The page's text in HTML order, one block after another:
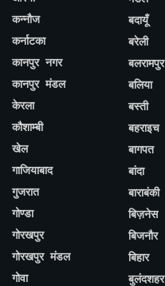
कन्नौज
कर्नाटका
कानपुर नगर
कानपुर मंडल
केरला
कौशाम्बी
खेल
गाजियाबाद
गुजरात
गोण्डा
गोरखपुर
गोरखपुर मंडल
गोवा
बदायूँ
बरेली
बलरामपुर
बलिया
बस्ती
बहराइच
बागपत
बांदा
बाराबंकी
बिज़नेस
बिजनौर
बिहार
बुलंदशहर